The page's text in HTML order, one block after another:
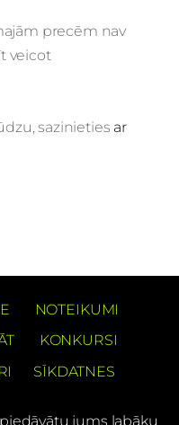
precēm nav
veicot
sazinieties ar
NOTEIKUMI
KONKURSI
SĪKDATNES
jums labāku